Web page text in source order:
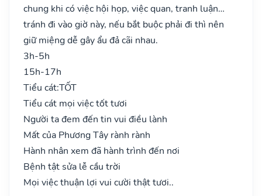
chung khi có việc hội họp, việc quan, tranh luận…
tránh đi vào giờ này, nếu bắt buộc phải đi thì nên
giữ miệng dễ gây ẩu đả cãi nhau.
3h-5h
15h-17h
Tiểu cát:TỐT
Tiểu cát mọi việc tốt tươi
Người ta đem đến tin vui điều lành
Mất của Phương Tây rành rành
Hành nhân xem đã hành trình đến nơi
Bệnh tật sửa lễ cầu trời
Mọi việc thuận lợi vui cười thật tươi..